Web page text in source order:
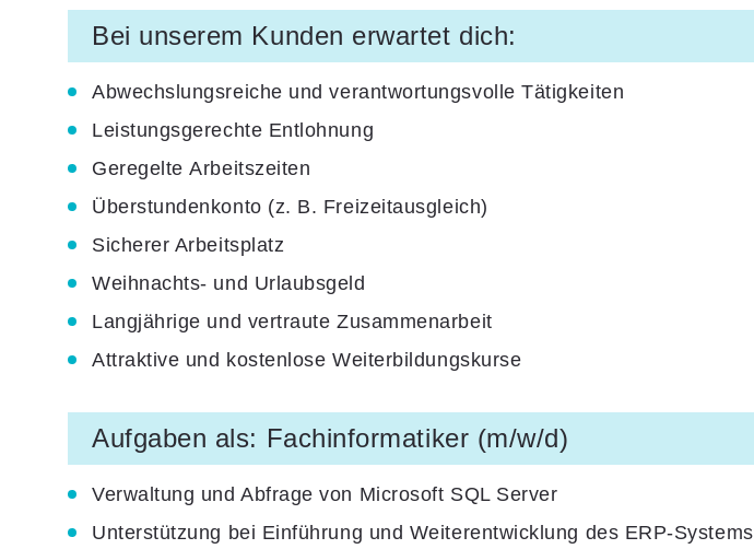
Bei unserem Kunden erwartet dich:
Abwechslungsreiche und verantwortungsvolle Tätigkeiten
Leistungsgerechte Entlohnung
GeregelteArbeitszeiten
Überstundenkonto (z. B. Freizeitausgleich)
Sicherer Arbeitsplatz
Weihnachts- und Urlaubsgeld
Langjährige und vertraute Zusammenarbeit
Attraktive und kostenloseWeiterbildungskurse
Aufgaben als: Fachinformatiker (m/w/d)
Verwaltung und Abfrage von Microsoft SQL Server
Unterstützung bei Einführung und Weiterentwicklung des ERP-Systems